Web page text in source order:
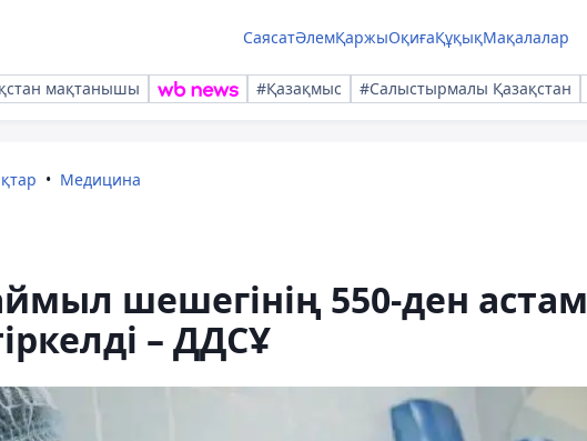
СаясатӘлемҚаржыОқиғаҚұқықМақалалар
мақтанышы #Қазақмыс #Салыстырмалы Қазақстан
Медицина
шешегінің 550-ден астам
– ДДСҰ